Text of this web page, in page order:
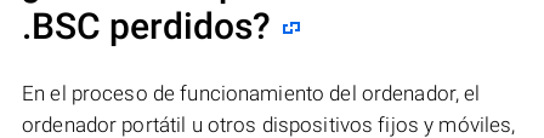
.BSC perdidos?
En el proceso de funcionamiento del ordenador, el
ordenador portátil u otros dispositivos fijos y móviles,